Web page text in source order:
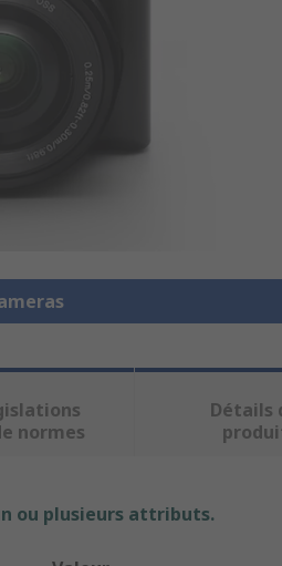
normes
Détails
ou plusieurs attributs.